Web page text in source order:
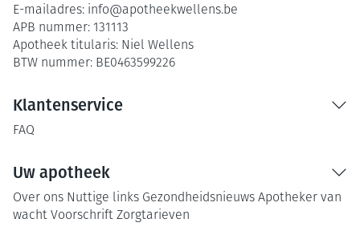
E-mailadres: info@apotheekwellens.be
APB nummer: 131113
Apotheek titularis: Niel Wellens
BTW nummer: BE0463599226
Klantenservice
FAQ
Uw apotheek
Over ons Nuttige links Gezondheidsnieuws Apotheker van
wacht Voorschrift Zorgtarieven